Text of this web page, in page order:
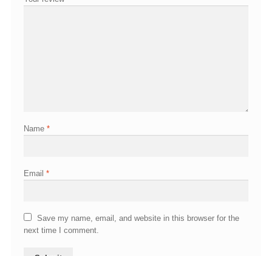
Name *
Email *
Save my name, email, and website in this browser for the
next time I comment.